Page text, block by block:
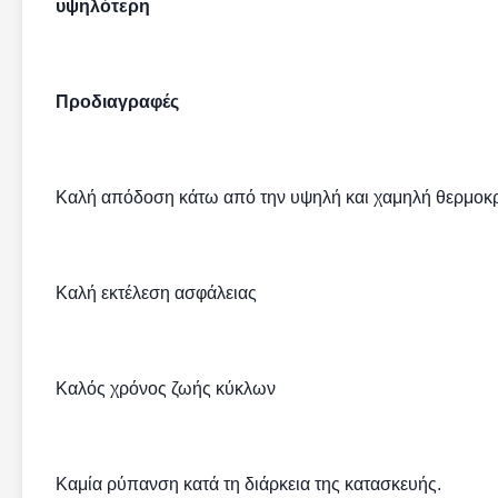
υψηλότερη
Προδιαγραφές
Καλή απόδοση κάτω από την υψηλή και χαμηλή
Καλή εκτέλεση ασφάλειας
Καλός χρόνος ζωής κύκλων
Καμία ρύπανση κατά τη διάρκεια της κατασκευής.